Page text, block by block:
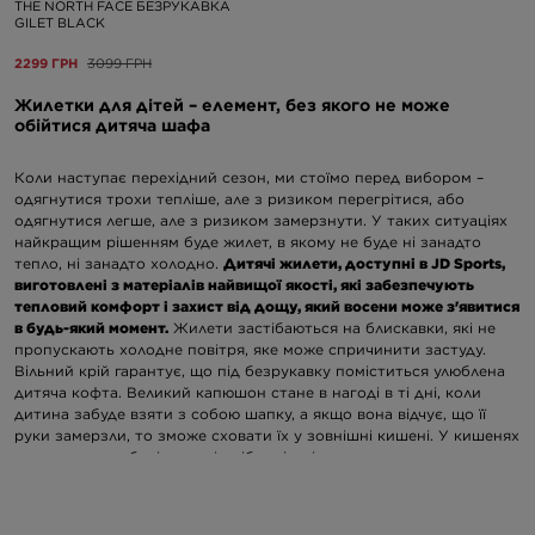
THE NORTH FACE БЕЗРУКАВКА
GILET BLACK
2299 ГРН 3099 ГРН
Жилетки для дітей – елемент, без якого не може
обійтися дитяча шафа
Коли наступає перехідний сезон, ми стоїмо перед вибором –
одягнутися трохи тепліше, але з ризиком перегрітися, або
одягнутися легше, але з ризиком замерзнути. У таких ситуаціях
найкращим рішенням буде жилет, в якому не буде ні занадто
тепло, ні занадто холодно. Дитячі жилети, доступні в JD Sports,
виготовлені з матеріалів найвищої якості, які забезпечують
тепловий комфорт і захист від дощу, який восени може з'явитися
в будь-який момент. Жилети застібаються на блискавки, які не
пропускають холодне повітря, яке може спричинити застуду.
Вільний крій гарантує, що під безрукавку поміститься улюблена
дитяча кофта. Великий капюшон стане в нагоді в ті дні, коли
дитина забуде взяти з собою шапку, а якщо вона відчує, що її
руки замерзли, то зможе сховати їх у зовнішні кишені. У кишенях
також можна зберігати всі дрібниці, які завжди варто мати при